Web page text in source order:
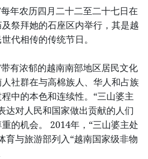
年农历四月二十二至二十七日在
祭拜她的石座区内举行，其是越
代相传的传统节日。
有浓郁的越南南部地区居民文化
社群在与高棉族人、华人和占族
中的本色和连续性。“三山婆主
达对人民和国家做出贡献的人们
的机会。 2014年，“三山婆主处
育与旅游部列入“越南国家级非物